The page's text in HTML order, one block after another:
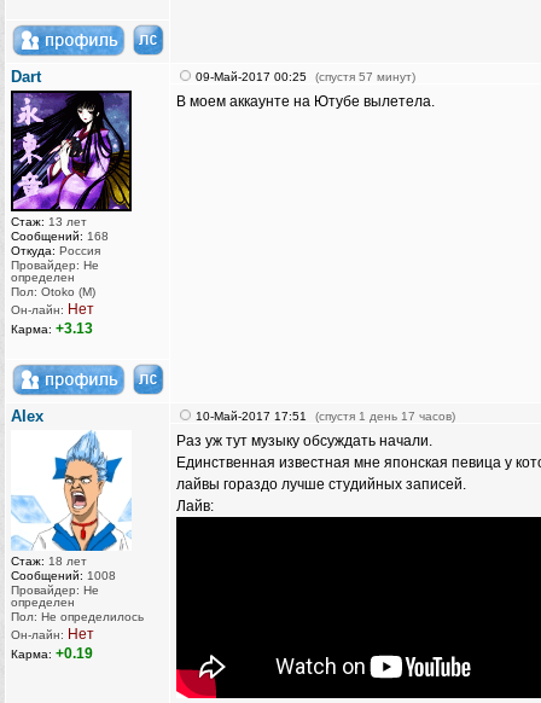
Dart
Стаж: 13 лет
Сообщений: 168
Откуда: Россия
Провайдер: Не
определен
Пол: Otoko (M)
Он-лайн: Нет
Карма: +3.13
09-Май-2017 00:25 (спустя 57 минут)
В моем аккаунте на Ютубе вылетела.
AIex
Стаж: 18 лет
Сообщений: 1008
Провайдер: Не
определен
Пол: Не определилось
Он-лайн: Нет
Карма: +0.19
10-Май-2017 17:51 (спустя 1 день 17 часов)
Раз уж тут музыку обсуждать начали.
Единственная известная мне японская певица у
лайвы гораздо лучше студийных записей.
Лайв: